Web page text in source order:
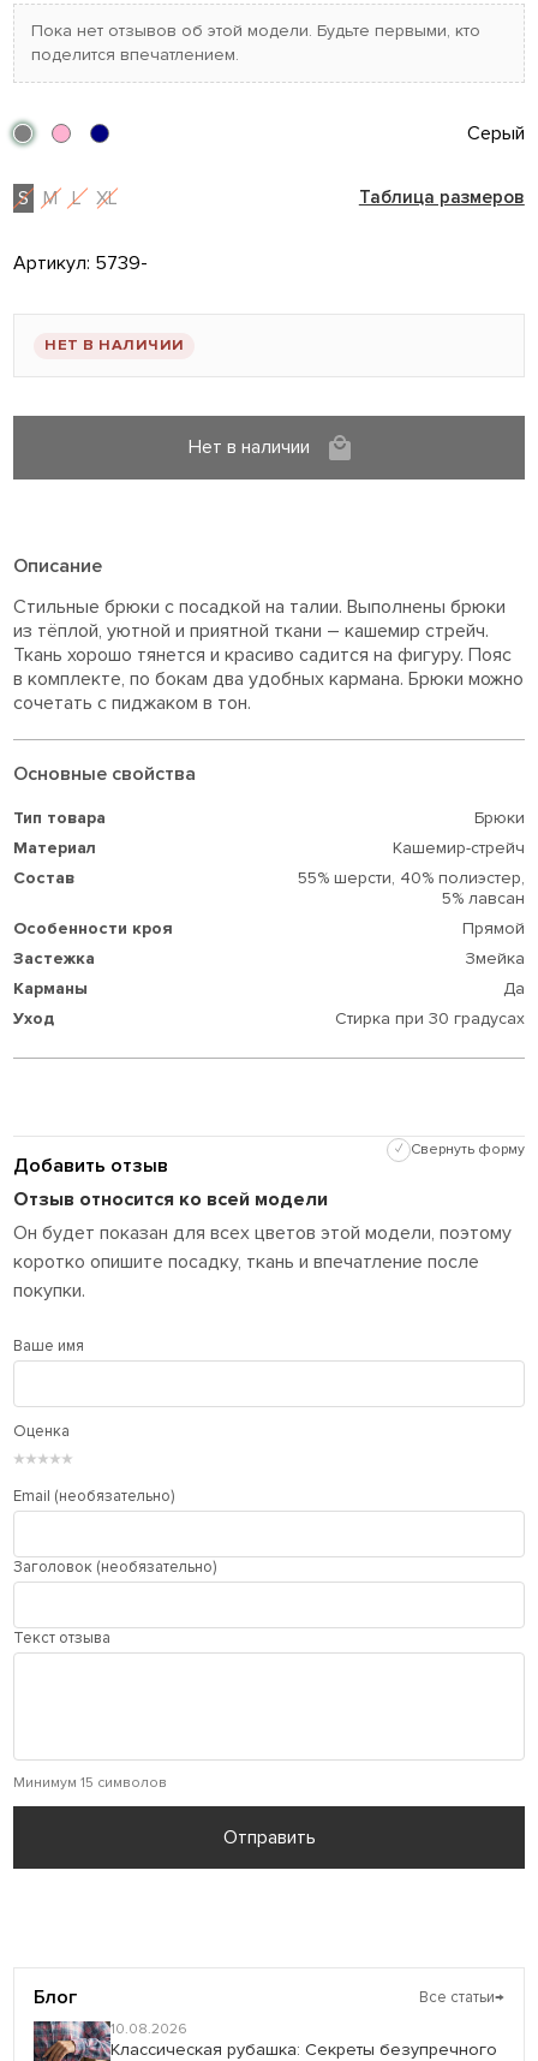
Пока нет отзывов об этой модели. Будьте первыми, кто
поделится впечатлением.
Серый
S M L XL Таблица размеров
Артикул: 5739-
НЕТ В НАЛИЧИИ
Нет в наличии
Описание
Стильные брюки с посадкой на талии. Выполнены брюки
из тёплой, уютной и приятной ткани – кашемир стрейч.
Ткань хорошо тянется и красиво садится на фигуру. Пояс
в комплекте, по бокам два удобных кармана. Брюки можно
сочетать с пиджаком в тон.
Основные свойства
Тип товара
Брюки
Материал
Кашемир-стрейч
Состав
55% шерсти, 40% полиэстер,
5% лавсан
Особенности кроя
Прямой
Застежка
Змейка
Карманы
Да
Уход
Стирка при 30 градусах
Добавить отзыв
✓ Свернуть форму
Отзыв относится ко всей модели
Он будет показан для всех цветов этой модели, поэтому
коротко опишите посадку, ткань и впечатление после
покупки.
Ваше имя
Оценка
★
★
★
★
★
Email (необязательно)
Заголовок (необязательно)
Текст отзыва
Минимум 15 символов
Отправить
Блог Все статьи→
10.08.2026
Классическая рубашка: Секреты безупречного